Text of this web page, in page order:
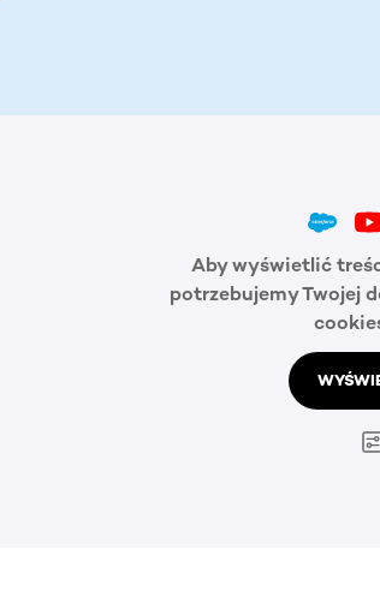
Aby wyświetlić
potrzebujemy Twojej